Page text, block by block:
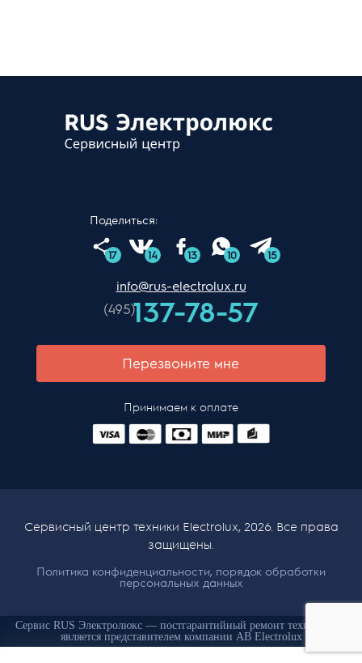
Поделиться:
17 14 13 10 15
info@rus-electrolux.ru
(495)137-78-57
Перезвоните мне
Принимаем к оплате
Сервисный центр техники Electrolux, 2026. Все права
защищены.
Политика конфиденциальности, порядок обработки
персональных данных
Сервис RUS Электролюкс — постгарантийный ремонт техники. Не
является представителем компании AB Electrolux